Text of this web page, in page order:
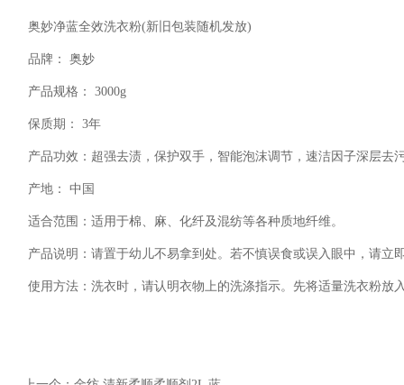
奥妙净蓝全效洗衣粉(新旧包装随机发放)
品牌： 奥妙
产品规格： 3000g
保质期： 3年
产品功效：超强去渍，保护双手，智能泡沫调节，速洁因子深层去
产地： 中国
适合范围：适用于棉、麻、化纤及混纺等各种质地纤维。
产品说明：请置于幼儿不易拿到处。若不慎误食或误入眼中，请立
使用方法：洗衣时，请认明衣物上的洗涤指示。先将适量洗衣粉放